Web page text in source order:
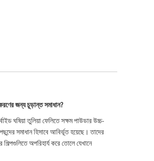
জন্য চূড়ান্ত সমাধান?
ঘষিয়া তুলিয়া ফেলিতে সক্ষম পাউডার উচ্চ-
সমাধান হিসাবে আবির্ভূত হয়েছে। তাদের
অপরিহার্য করে তোলে যেখানে